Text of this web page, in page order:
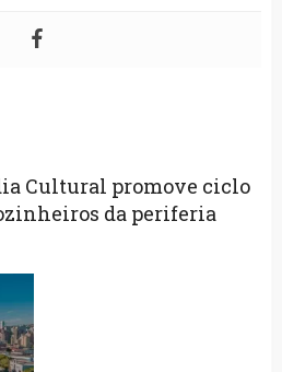
Cultural promove ciclo
da periferia